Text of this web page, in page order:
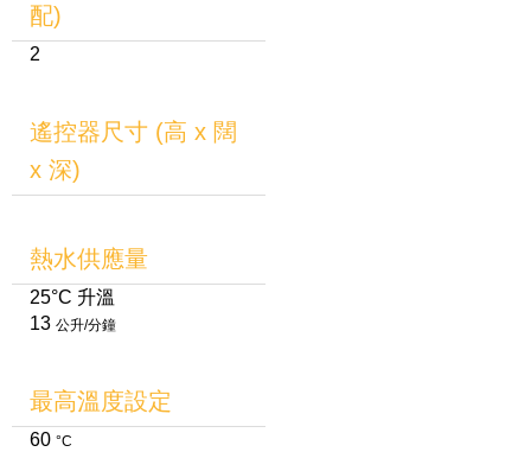
配)
2
遙控器尺寸 (高 x 闊
x 深)
熱水供應量
25°C 升溫
13 公升/分鐘
最高溫度設定
60 °C